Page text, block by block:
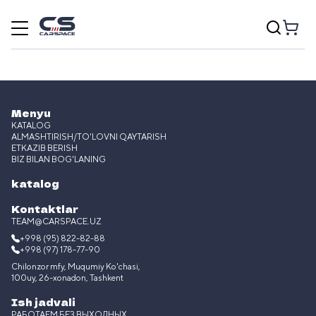
Menyu
KATALOG
ALMASHTIRISH/TO'LOVNI QAYTARISH
ETKAZIB BERISH
BIZ BILAN BOG'LANING
katalog
Kontaktlar
TEAM@CARSPACE.UZ
+998 (95) 822-82-88
+998 (97) 178-77-90
Chilonzor mfy, Muqumiy Ko'chasi,
100uy, 26-xonadon, Tashkent
Ish jadvali